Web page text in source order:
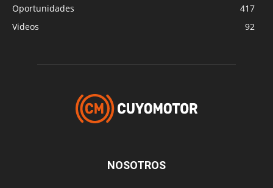
Oportunidades
417
Videos
92
NOSOTROS